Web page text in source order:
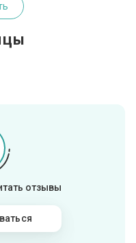
отзывы